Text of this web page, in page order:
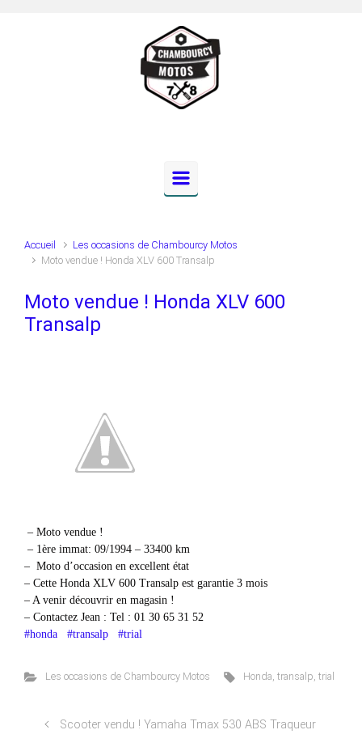
Accueil
Les occasions de Chambourcy Motos
Moto vendue ! Honda XLV 600 Transalp
Moto vendue ! Honda XLV 600
Transalp
– Moto vendue !
– 1ère immat: 09/1994 – 33400 km
– Moto d’occasion en excellent état
– Cette Honda XLV 600 Transalp est garantie 3 mois
– A venir découvrir en magasin !
– Contactez Jean : Tel : 01 30 65 31 52
#honda
#transalp #trial
Les occasions de Chambourcy Motos Honda,transalp,trial
Scooter vendu ! Yamaha Tmax 530 ABS Traqueur